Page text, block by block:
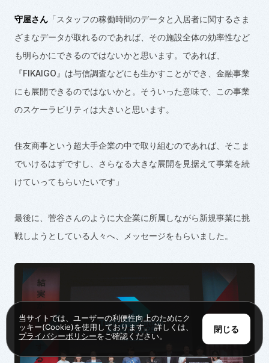
守屋さん「スタッフの稼働時間のデータと入居者に関するさま
ざまなデータが取れるのであれば、その施設全体の効率性など
も明らかにできるのではないかと思います。であれば、
『FIKAIGO 』は与信調査などにも生かすことができ、金融事業
にも展開できるのではないかと。そういった意味で、この事業
のスケーラビリティは大きいと思います。
住友商事という超大手企業の中で取り組むのであれば、そこま
でいけるはずですし、さらなる大きな展開を見据えて事業を続
けていってもらいたいです」
最後に、菅谷さんのように大企業に所属しながら新規事業に挑
戦しようとしている人々へ、メッセージをもらいました。
当サイトでは、ユーザーの利便性向上のためにク
ッキー(Cookie)を使用しております。 詳しくは、
プライバシーポリシーをご確認ください。
閉じる